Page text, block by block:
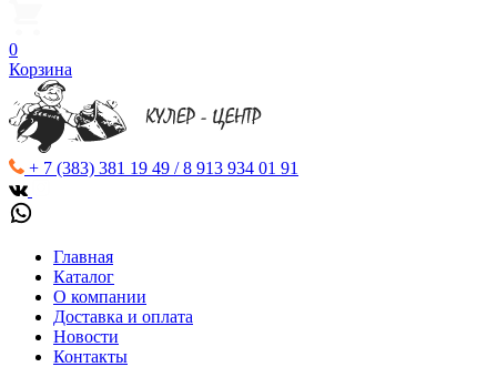
0
Корзина
+ 7 (383) 381 19 49 / 8 913 934 01 91
Главная
Каталог
О компании
Доставка и оплата
Новости
Контакты